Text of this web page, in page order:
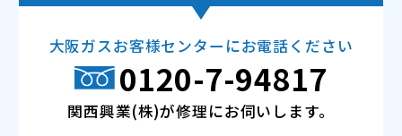
大阪ガスお客様センターにお電話ください
0120-7-94817
関西興業(株)が修理にお伺いします。